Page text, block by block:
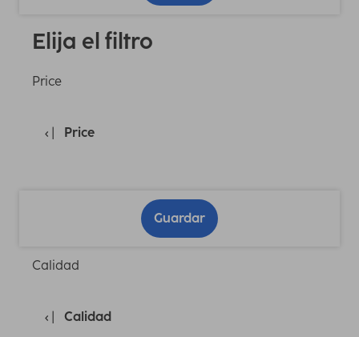
Elija el filtro
Price
Price
Guardar
Calidad
Calidad